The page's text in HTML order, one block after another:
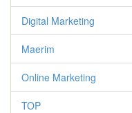
Digital Marketing
Maerim
Online Marketing
TOP